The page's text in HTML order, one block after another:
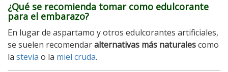
¿Qué se recomienda tomar como edulcorante
para el embarazo?
En lugar de aspartamo y otros edulcorantes artificiales,
se suelen recomendaralternativas más naturalescomo
la stevia o la miel cruda.